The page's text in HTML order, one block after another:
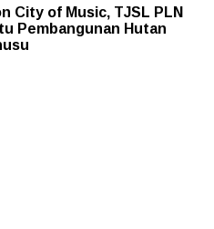
City of Music, TJSL PLN
Pembangunan Hutan